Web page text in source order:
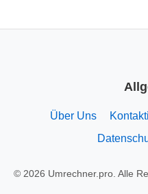
Über Uns
© 2026 Umrechner.pro. Alle